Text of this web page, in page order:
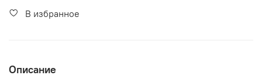
В избранное
Описание